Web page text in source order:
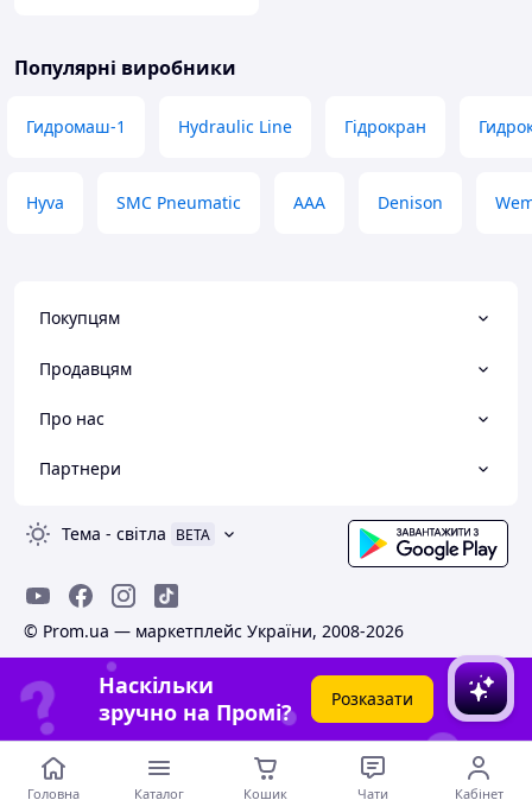
Популярні виробники
Гидромаш-1 Hydraulic Line Гідрокран
Hyva SMC Pneumatic ААА Denison
Покупцям
Продавцям
Про нас
Партнери
Тема - світла BETA
© Prom.ua — маркетплейс України, 2008-2026
Наскільки
зручно на Промі?
Розказати
Головна Каталог Кошик Чати Кабінет